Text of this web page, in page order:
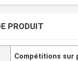
PRODUIT
Compétitions sur